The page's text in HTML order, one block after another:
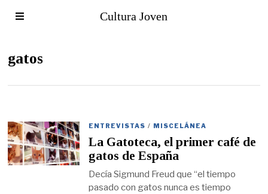
Cultura Joven
gatos
ENTREVISTAS / MISCELÁNEA
La Gatoteca, el primer café de
gatos de España
Decía Sigmund Freud que “el tiempo
pasado con gatos nunca es tiempo